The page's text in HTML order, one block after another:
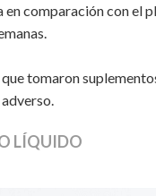
comparación con el
tomaron
LÍQUIDO